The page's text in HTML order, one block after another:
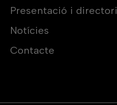
Presentació i directori
Notícies
Contacte